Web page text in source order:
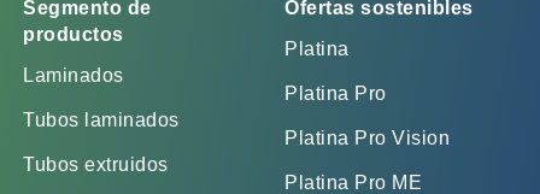
Segmento de
productos
Laminados
Tubos laminados
Tubos extruidos
Ofertas sostenibles
Platina
Platina Pro
Platina Pro Vision
Platina Pro ME